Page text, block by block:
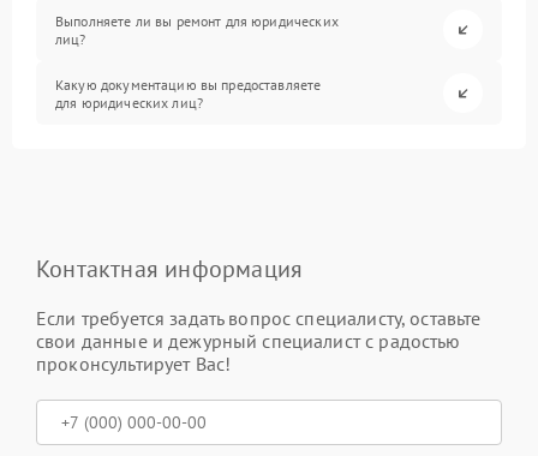
Выполняете ли вы ремонт для юридических
лиц?
Какую документацию вы предоставляете
для юридических лиц?
Контактная информация
Если требуется задать вопрос специалисту, оставьте
свои данные и дежурный специалист с радостью
проконсультирует Вас!